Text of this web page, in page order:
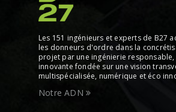
Les 151 ingénieurs et experts de B27
les donneurs d'ordre dans la
projet par une ingénierie
innovante fondée sur une vision
multispécialisée, numérique et éco
Notre ADN